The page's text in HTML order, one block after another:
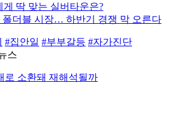
딱 맞는 실버타운은?
폴더블 시장… 하반기 경쟁 막 오른다
#집안일 #부부갈등 #자가진단
스
로 소환돼 재해석될까